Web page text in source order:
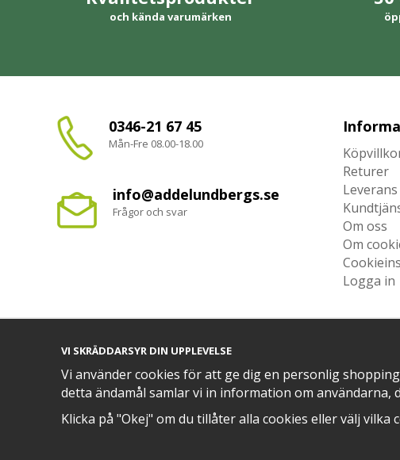
och kända varumärken
0346-21 67 45
Mån-Fre 08.00-18.00
info@addelundbergs.se
Frågor och svar
Returer
Leverans
Om oss
Om
Logga in
VI SKRÄDDARSYR DIN UPPLEVELSE
Vi använder cookies för att ge dig en personlig
detta ändamål samlar vi in information om användarna,
Klicka på "Okej" om du tillåter alla cookies eller välj